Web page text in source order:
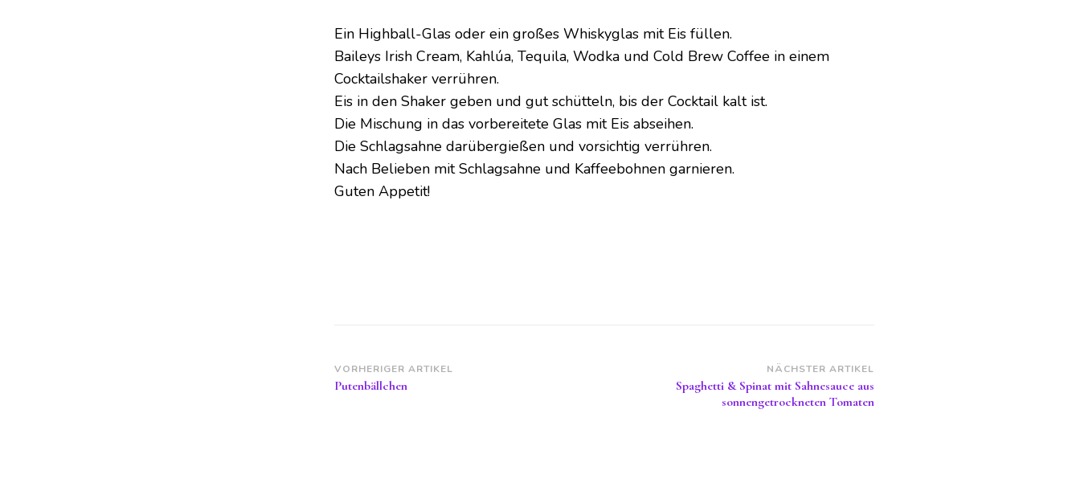
Ein Highball-Glas oder ein großes Whiskyglas mit Eis füllen.
Baileys Irish Cream, Kahlúa, Tequila, Wodka und Cold Brew Coffee in einem
Cocktailshaker verrühren.
Eis in den Shaker geben und gut schütteln, bis der Cocktail kalt ist.
Die Mischung in das vorbereitete Glas mit Eis abseihen.
Die Schlagsahne darübergießen und vorsichtig verrühren.
Nach Belieben mit Schlagsahne und Kaffeebohnen garnieren.
Guten Appetit!
Beitragsnavigation
VORHERIGER ARTIKEL
Putenbällchen
NÄCHSTER ARTIKEL
Spaghetti & Spinat mit Sahnesauce aus
sonnengetrockneten Tomaten